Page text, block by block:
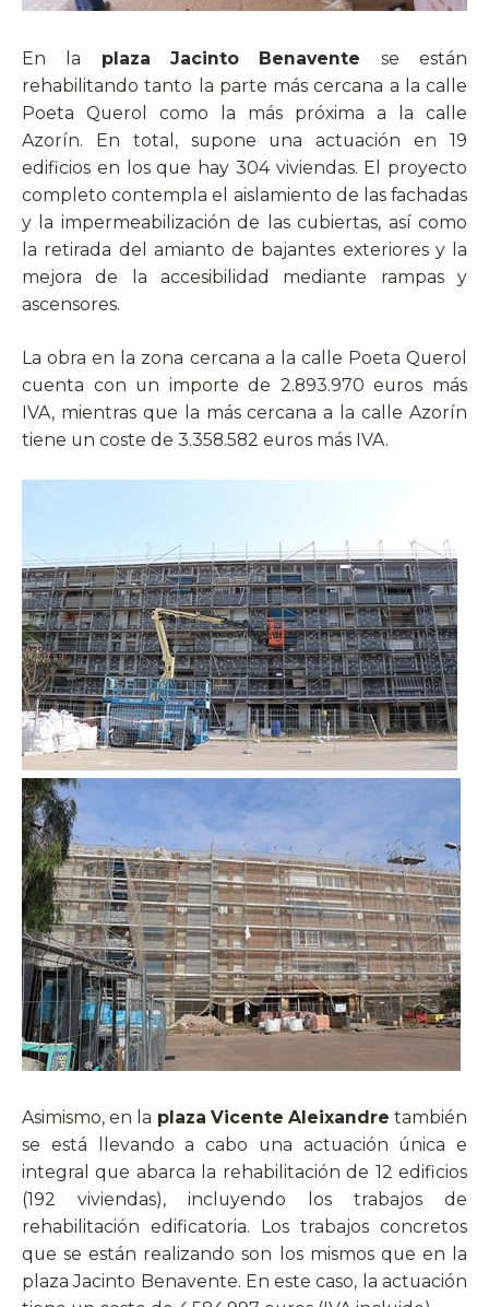
En la plaza Jacinto Benavente se están
rehabilitando tanto la parte más cercana a la calle
Poeta Querol como la más próxima a la calle
Azorín. En total, supone una actuación en 19
edificios en los que hay 304 viviendas. El proyecto
completo contempla el aislamiento de las fachadas
y la impermeabilización de las cubiertas, así como
la retirada del amianto de bajantes exteriores y la
mejora de la accesibilidad mediante rampas y
ascensores.
La obra en la zona cercana a la calle Poeta Querol
cuenta con un importe de 2.893.970 euros más
IVA, mientras que la más cercana a la calle Azorín
tiene un coste de 3.358.582 euros más IVA.
Asimismo, en la plaza Vicente Aleixandre también
se está llevando a cabo una actuación única e
integral que abarca la rehabilitación de 12 edificios
(192 viviendas), incluyendo los trabajos de
rehabilitación edificatoria. Los trabajos concretos
que se están realizando son los mismos que en la
plaza Jacinto Benavente. En este caso, la actuación